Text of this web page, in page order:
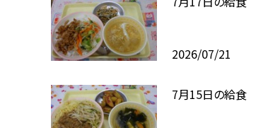
2026/07/21
7月15日の給食